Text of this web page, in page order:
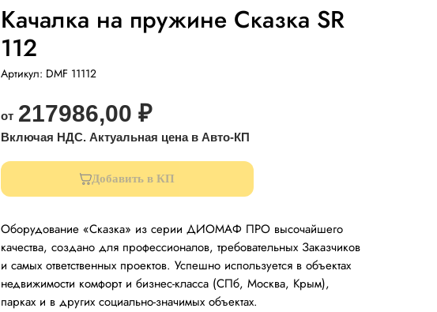
Качалка на пружине Сказка SR
112
Артикул: DMF 11112
217986,00 ₽
Добавить в КП
Оборудование «Сказка» из серии ДИОМАФ ПРО высочайшего
качества, создано для профессионалов, требовательных Заказчиков
и самых ответственных проектов. Успешно используется в объектах
недвижимости комфорт и бизнес-класса (СПб, Москва, Крым),
парках и в других социально-значимых объектах.